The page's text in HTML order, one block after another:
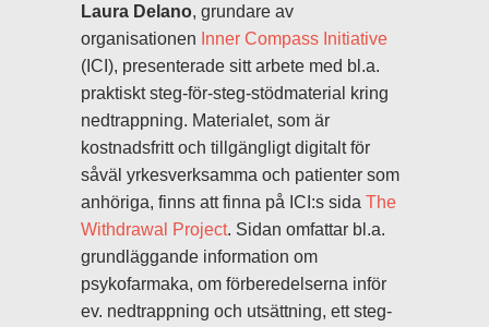
Laura Delano, grundare av
organisationen Inner Compass Initiative
(ICI), presenterade sitt arbete med bl.a.
praktiskt steg-för-steg-stödmaterial kring
nedtrappning. Materialet, som är
kostnadsfritt och tillgängligt digitalt för
såväl yrkesverksamma och patienter som
anhöriga, finns att finna på ICI:s sida The
Withdrawal Project. Sidan omfattar bl.a.
grundläggande information om
psykofarmaka, om förberedelserna inför
ev. nedtrappning och utsättning, ett steg-